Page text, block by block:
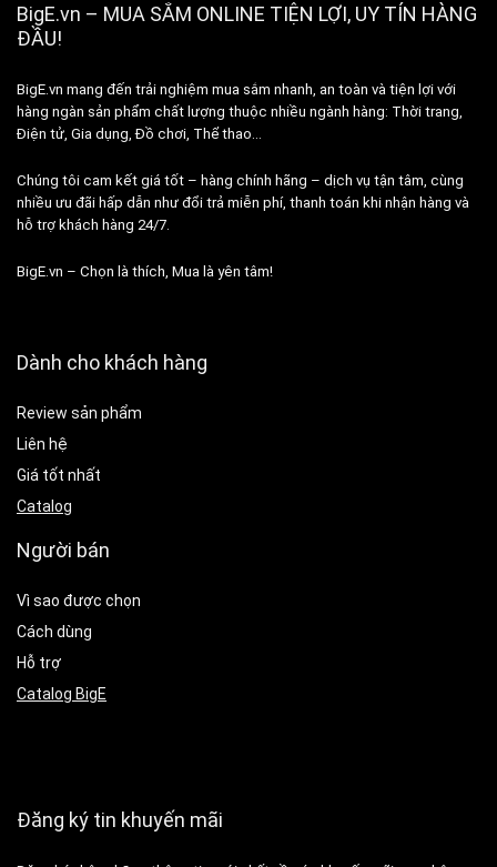
BigE.vn – MUA SẮM ONLINE TIỆN LỢI, UY TÍN HÀNG
ĐẦU!
BigE.vn mang đến trải nghiệm mua sắm nhanh, an toàn và tiện lợi với
hàng ngàn sản phẩm chất lượng thuộc nhiều ngành hàng: Thời trang,
Điện tử, Gia dụng, Đồ chơi, Thể thao…
Chúng tôi cam kết giá tốt – hàng chính hãng – dịch vụ tận tâm, cùng
nhiều ưu đãi hấp dẫn như đổi trả miễn phí, thanh toán khi nhận hàng và
hỗ trợ khách hàng 24/7.
BigE.vn – Chọn là thích, Mua là yên tâm!
Dành cho khách hàng
Review sản phẩm
Liên hệ
Giá tốt nhất
Catalog
Người bán
Vì sao được chọn
Cách dùng
Hỗ trợ
Catalog BigE
Đăng ký tin khuyến mãi